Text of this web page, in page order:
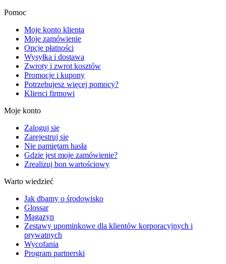
Pomoc
Moje konto klienta
Moje zamówienie
Opcje płatności
Wysyłka i dostawa
Zwroty i zwrot kosztów
Promocje i kupony
Potrzebujesz więcej pomocy?
Klienci firmowi
Moje konto
Zaloguj się
Zarejestruj się
Nie pamiętam hasła
Gdzie jest moje zamówienie?
Zrealizuj bon wartościowy
Warto wiedzieć
Jak dbamy o środowisko
Glossar
Magazyn
Zestawy upominkowe dla klientów korporacyjnych i
prywatnych
Wycofania
Program partnerski